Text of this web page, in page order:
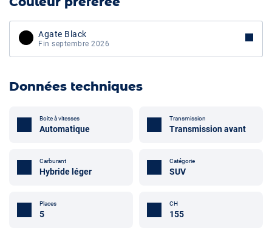
Agate Black
Fin septembre 2026
Données techniques
Boite à vitesses
Automatique
Transmission
Transmission avant
Carburant
Hybride léger
Catégorie
SUV
Places
5
CH
155